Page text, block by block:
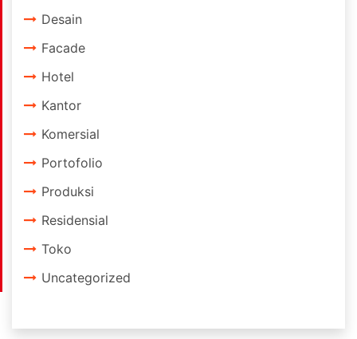
Desain
Facade
Hotel
Kantor
Komersial
Portofolio
Produksi
Residensial
Toko
Uncategorized